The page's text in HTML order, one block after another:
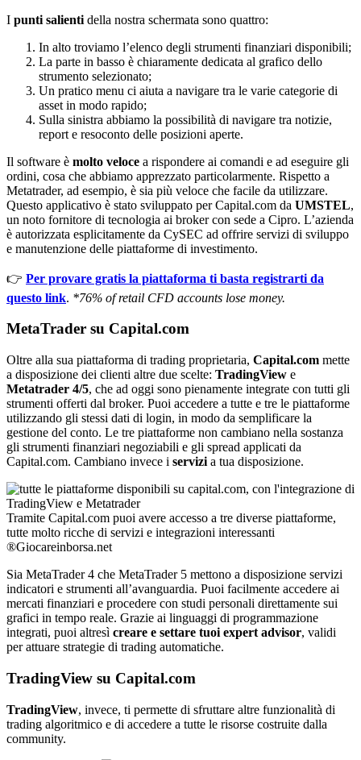
I punti salienti della nostra schermata sono quattro:
In alto troviamo l’elenco degli strumenti finanziari disponibili;
La parte in basso è chiaramente dedicata al grafico dello
strumento selezionato;
Un pratico menu ci aiuta a navigare tra le varie categorie di
asset in modo rapido;
Sulla sinistra abbiamo la possibilità di navigare tra notizie,
report e resoconto delle posizioni aperte.
Il software è molto veloce a rispondere ai comandi e ad eseguire gli
ordini, cosa che abbiamo apprezzato particolarmente. Rispetto a
Metatrader, ad esempio, è sia più veloce che facile da utilizzare.
Questo applicativo è stato sviluppato per Capital.com da UMSTEL,
un noto fornitore di tecnologia ai broker con sede a Cipro. L’azienda
è autorizzata esplicitamente da CySEC ad offrire servizi di sviluppo
e manutenzione delle piattaforme di investimento.
👉 Per provare gratis la piattaforma ti basta registrarti da
questo link. *76% of retail CFD accounts lose money.
MetaTrader su Capital.com
Oltre alla sua piattaforma di trading proprietaria, Capital.com mette
a disposizione dei clienti altre due scelte: TradingView e
Metatrader 4/5, che ad oggi sono pienamente integrate con tutti gli
strumenti offerti dal broker. Puoi accedere a tutte e tre le piattaforme
utilizzando gli stessi dati di login, in modo da semplificare la
gestione del conto. Le tre piattaforme non cambiano nella sostanza
gli strumenti finanziari negoziabili e gli spread applicati da
Capital.com. Cambiano invece i servizi a tua disposizione.
Tramite Capital.com puoi avere accesso a tre diverse piattaforme,
tutte molto ricche di servizi e integrazioni interessanti
®Giocareinborsa.net
Sia MetaTrader 4 che MetaTrader 5 mettono a disposizione servizi
indicatori e strumenti all’avanguardia. Puoi facilmente accedere ai
mercati finanziari e procedere con studi personali direttamente sui
grafici in tempo reale. Grazie ai linguaggi di programmazione
integrati, puoi altresì creare e settare tuoi expert advisor, validi
per attuare strategie di trading automatiche.
TradingView su Capital.com
TradingView, invece, ti permette di sfruttare altre funzionalità di
trading algoritmico e di accedere a tutte le risorse costruite dalla
community.